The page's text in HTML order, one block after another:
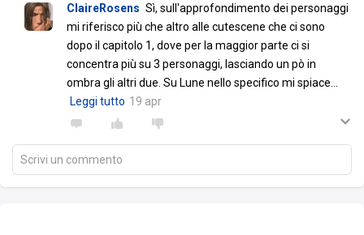
ClaireRosens Sì, sull'approfondimento dei personaggi
mi riferisco più che altro alle cutescene che ci sono
dopo il capitolo 1, dove per la maggior parte ci si
concentra più su 3 personaggi, lasciando un pò in
ombra gli altri due. Su Lune nello specifico mi spiace
Leggi tutto 19 apr
Scrivi un commento